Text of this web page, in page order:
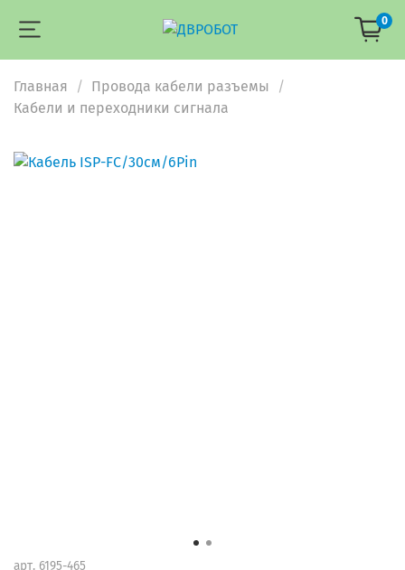
0
Главная
Провода кабели разъемы
Кабели и переходники сигнала
арт. 6195-465